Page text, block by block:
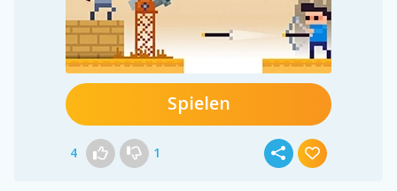
Spielen
4 1